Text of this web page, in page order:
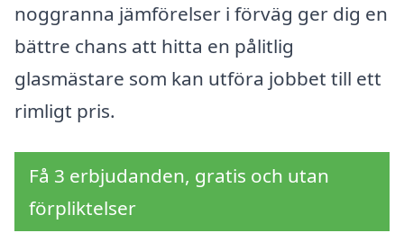
noggranna jämförelser i förväg ger dig en
bättre chans att hitta en pålitlig
glasmästare som kan utföra jobbet till ett
rimligt pris.
Få 3 erbjudanden, gratis och utan
förpliktelser